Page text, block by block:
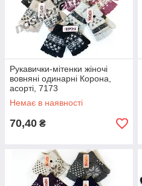
Рукавички-мітенки жіночі
вовняні одинарні Корона,
асорті, 7173
Немає в наявності
70,40 ₴